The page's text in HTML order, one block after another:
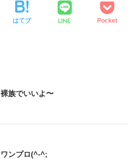
はてブ LINE Pocket
裸族でいいよ〜
ワンプロ(^-^;